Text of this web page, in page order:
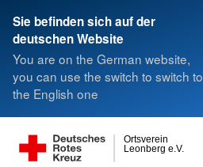
Sie befinden sich auf der
deutschen Website
You are on the German website,
you can use the switch to switch to
the English one
Leonberg e.V.
Ortsverein